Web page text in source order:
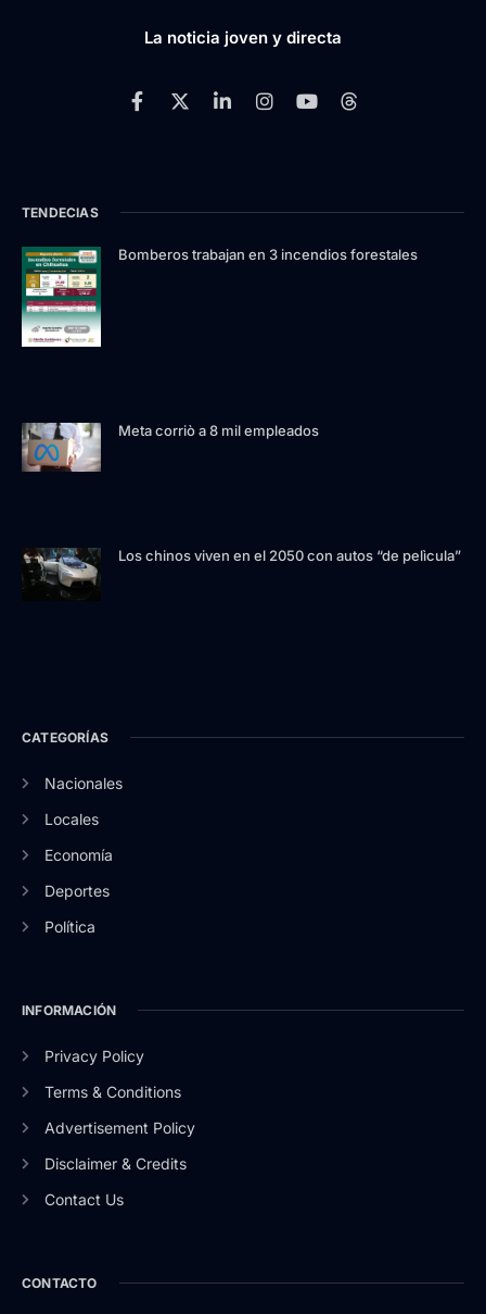
La noticia joven y directa
TENDECIAS
Bomberos trabajan en 3 incendios forestales
Meta corriò a 8 mil empleados
Los chinos viven en el 2050 con autos “de pelìcula”
CATEGORÍAS
Nacionales
Locales
Economía
Deportes
Política
INFORMACIÓN
Privacy Policy
Terms & Conditions
Advertisement Policy
Disclaimer & Credits
Contact Us
CONTACTO